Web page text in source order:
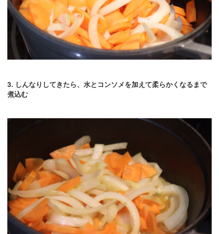
3. しんなりしてきたら、水とコンソメを加えて柔らかくなるまで
煮込む